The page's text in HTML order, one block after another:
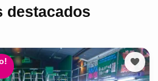
destacados